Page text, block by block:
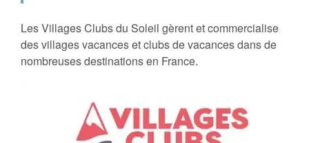
Les Villages Clubs du Soleil gèrent et commercialise
des villages vacances et clubs de vacances dans de
nombreuses destinations en France.